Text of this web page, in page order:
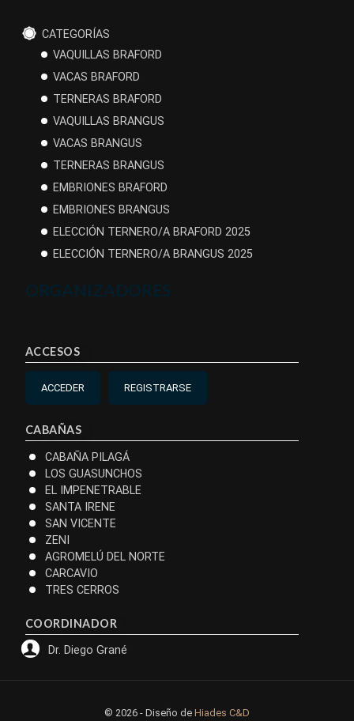
CATEGORÍAS
VAQUILLAS BRAFORD
VACAS BRAFORD
TERNERAS BRAFORD
VAQUILLAS BRANGUS
VACAS BRANGUS
TERNERAS BRANGUS
EMBRIONES BRAFORD
EMBRIONES BRANGUS
ELECCIÓN TERNERO/A BRAFORD 2025
ELECCIÓN TERNERO/A BRANGUS 2025
ORGANIZADORES
ACCESOS
ACCEDER REGISTRARSE
CABAÑAS
CABAÑA PILAGÁ
LOS GUASUNCHOS
EL IMPENETRABLE
SANTA IRENE
SAN VICENTE
ZENI
AGROMELÚ DEL NORTE
CARCAVIO
TRES CERROS
COORDINADOR
Dr. Diego Grané
© 2026 - Diseño de Hiades C&D